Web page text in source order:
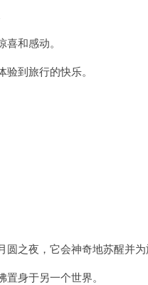
和感动。
到旅行的快乐。
夜，它会神奇地苏醒并为
身于另一个世界。